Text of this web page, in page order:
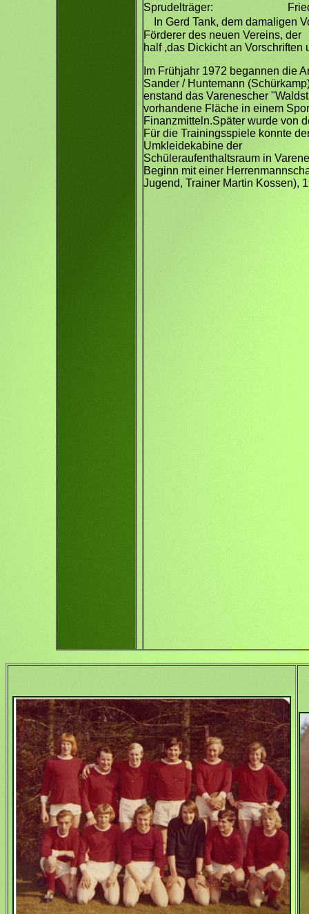
Sprudelträger: Friedel
In Gerd Tank, dem damaligen
Förderer des neuen Vereins, der
half ,das Dickicht an Vorschriften
Im Frühjahr 1972 begannen die
Sander / Huntemann
enstand das Varenescher
vorhandene Fläche in einem
Finanzmitteln.Später wurde von
Für die Trainingsspiele konnte
Umkleidekabine der
Schüleraufenthaltsraum in
Beginn mit einer
Jugend, Trainer Martin Kossen),